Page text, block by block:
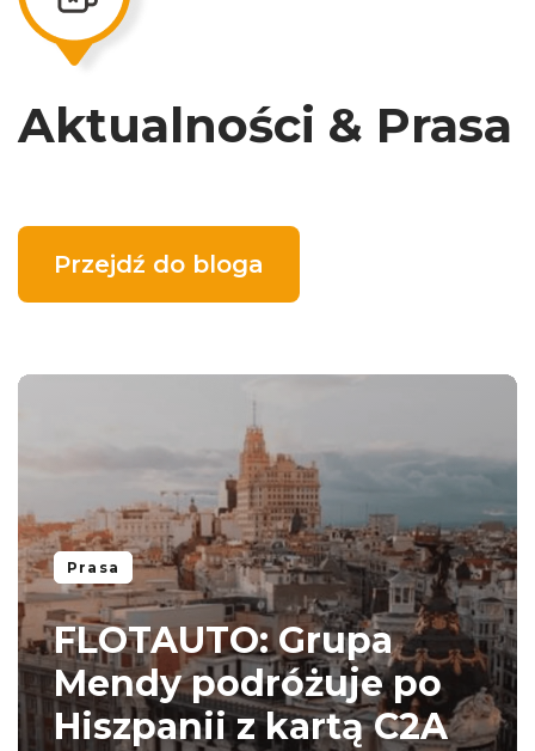
Aktualności & Prasa
Przejdź do bloga
Prasa
FLOTAUTO: Grupa
Mendy podróżuje po
Hiszpanii z kartą C2A